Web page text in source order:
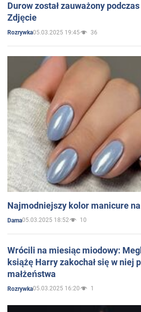
Durow został zauważony
Zdjęcie
Rozrywka05.03.2025 19:45 36
Najmodniejszy kolor manicure
Dama05.03.2025 18:52 10
Wrócili na miesiąc miodowy:
książę Harry zakochał się w niej
małżeństwa
Rozrywka05.03.2025 16:20 1